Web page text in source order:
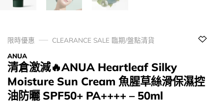
限時優惠
CLEARANCE SALE 臨期/盤點清貨
ANUA
清倉激減🔥ANUA Heartleaf Silky
Moisture Sun Cream 魚腥草絲滑保濕控
油防曬 SPF50+ PA++++ – 50ml